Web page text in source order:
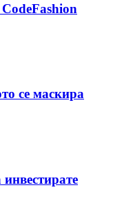
се маскира